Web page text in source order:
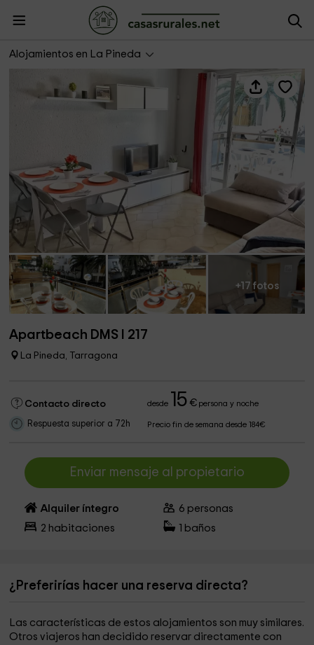
Alojamientos en La Pineda
Apartbeach DMS I 217
+17 fotos
Apartbeach DMS I 217
La Pineda, Tarragona
Contacto directo desde 15 €persona y noche
Respuesta superior a 72h Precio fin de semana desde 184€
Enviar mensaje al propietario
Alquiler íntegro 6 personas
2 habitaciones baños
¿Preferirías hacer una reserva directa?
Las características de estos alojamientos son muy similares.
Otros viajeros han decidido reservar directamente con